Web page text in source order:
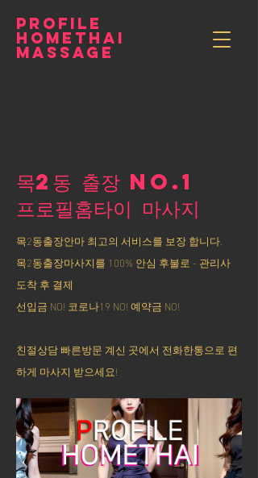
PROFILE
HOMETHAI
MASSAGE
목2동 출장 NO.1
​프로필홈타이 마사지
목2동출장안마 최고의 서비스를 보장 합니다.
목2동출장마사지를 100% 안심 후불로 - 관리사
도착 후 결제
선입금 NO! 코로나19 NO! 예약금 NO!
친절상담 빠른방문 계신 곳에서 전화한통으로 편
하게 마사지 받으세요!